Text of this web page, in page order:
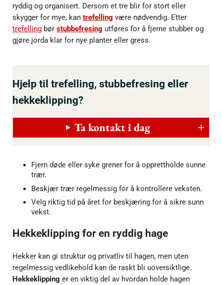
ryddig og organisert. Dersom et tre blir for stort eller
skygger for mye, kan trefelling være nødvendig. Etter
trefellingbør stubbefresing utføres for å fjerne stubber og
gjøre jorda klar for nye planter eller gress.
Hjelp til trefelling, stubbefresing eller
hekkeklipping?
Ta kontakt i dag
Fjern døde eller syke grener for å opprettholde sunne
trær.
Beskjær trær regelmessig for å kontrollere veksten.
Velg riktig tid på året for beskjæring for å sikre sunn
vekst.
Hekkeklipping for en ryddig hage
Hekker kan gi struktur og privatliv til hagen, men uten
regelmessig vedlikehold kan de raskt bli uoversiktlige.
Hekkeklipping er en viktig del av hvordan holde hagen